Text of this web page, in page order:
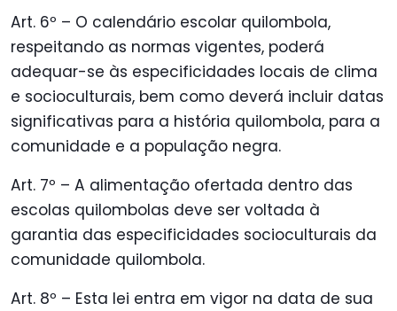
Art. 6º – O calendário escolar quilombola,
respeitando as normas vigentes, poderá
adequar-se às especificidades locais de clima
e socioculturais, bem como deverá incluir datas
significativas para a história quilombola, para a
comunidade e a população negra.
Art. 7º – A alimentação ofertada dentro das
escolas quilombolas deve ser voltada à
garantia das especificidades socioculturais da
comunidade quilombola.
Art. 8º – Esta lei entra em vigor na data de sua